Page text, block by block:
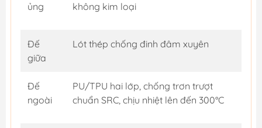
ủng
không kim loại
Đế
giữa
Lót thép chống đinh đâm xuyên
Đế
ngoài
PU/TPU hai lớp, chống trơn trượt
chuẩn SRC, chịu nhiệt lên đến 300°C